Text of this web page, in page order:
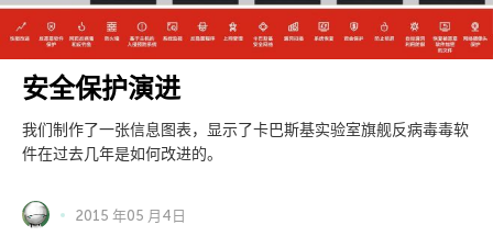
安全保护演进
我们制作了一张信息图表，显示了卡巴斯基实验室旗舰反病毒毒软
件在过去几年是如何改进的。
2015 年05 月4日